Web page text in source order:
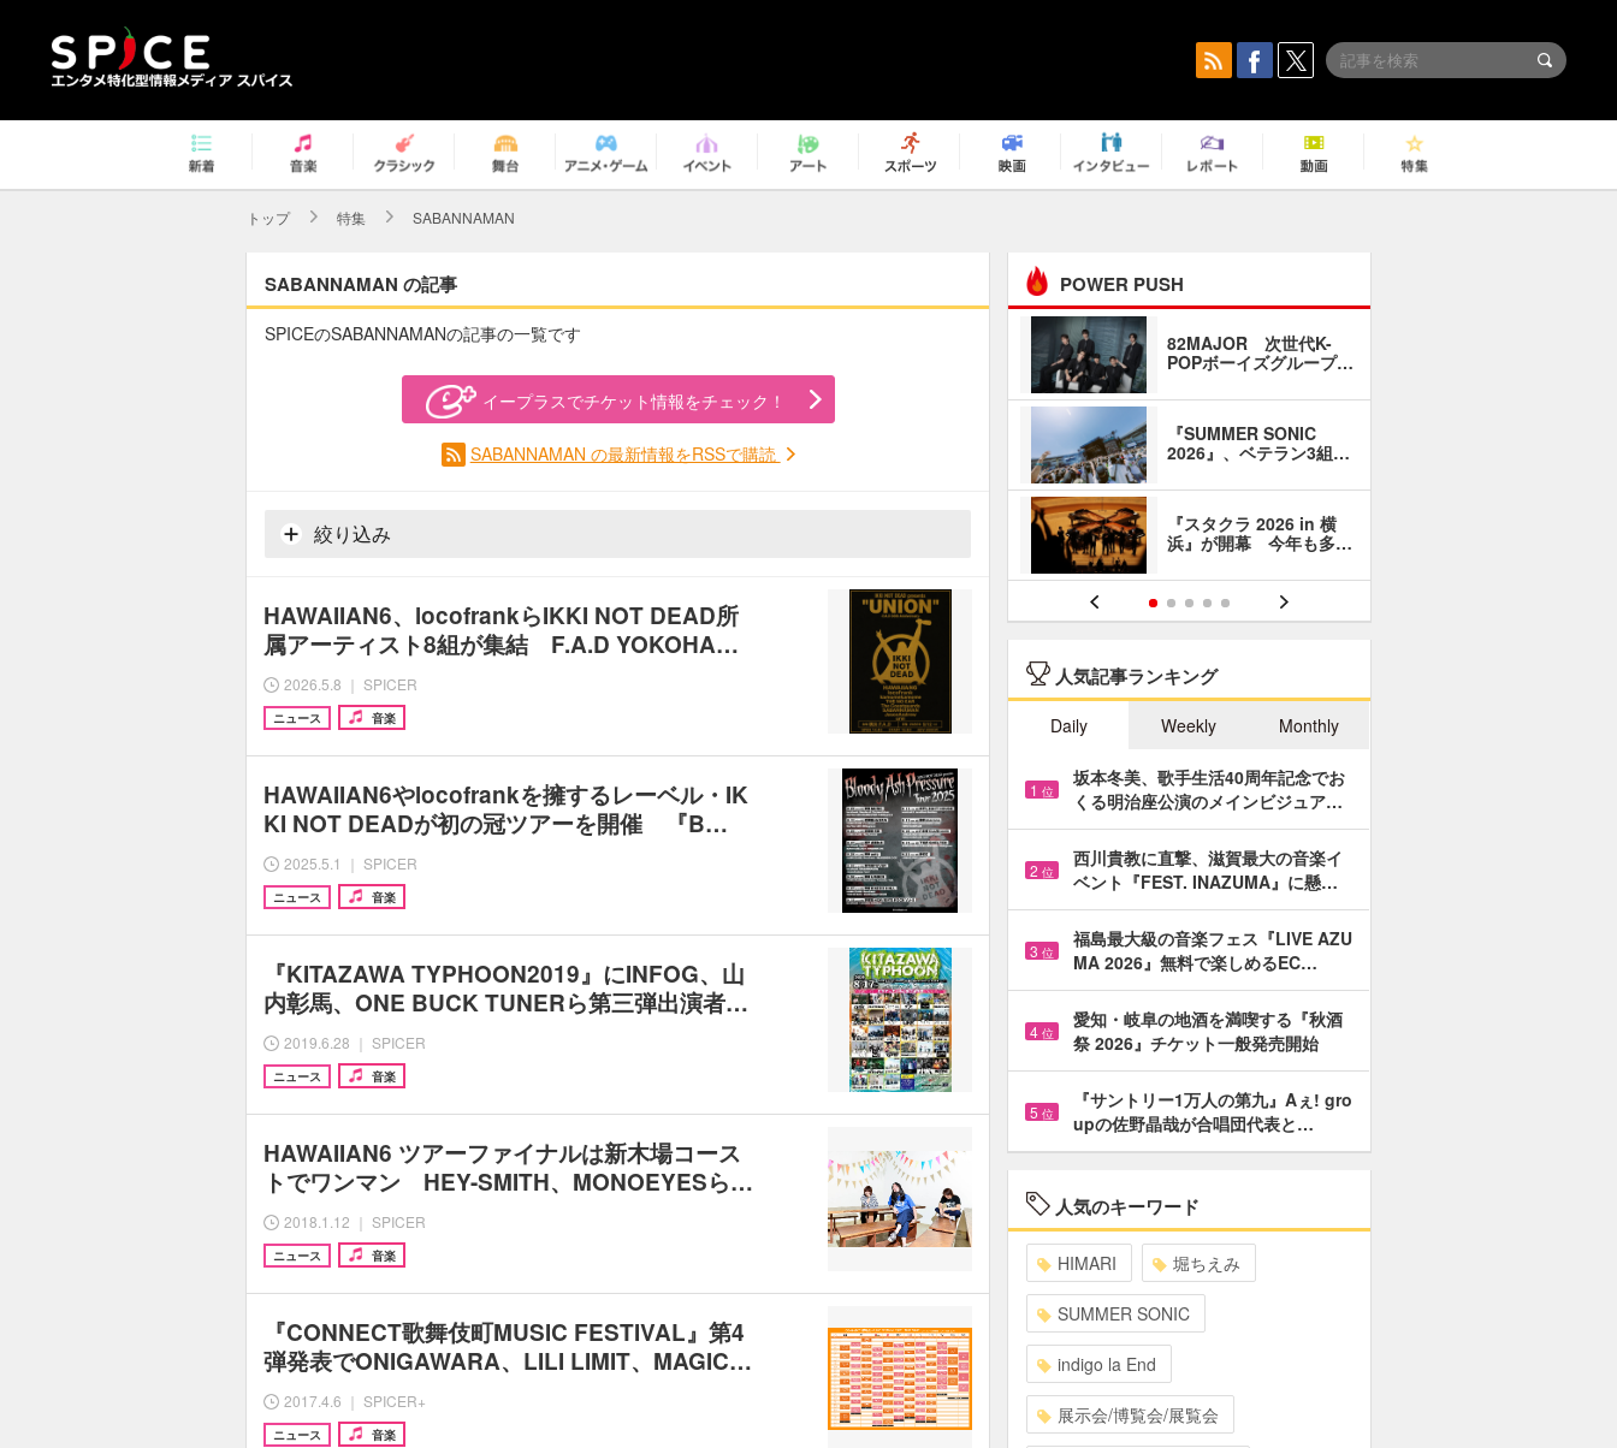
トップ 特集 SABANNAMAN
SABANNAMAN の記事
SPICEのSABANNAMANの記事の一覧です
イープラスでチケット情報をチェック！
SABANNAMAN の最新情報をRSSで購読
絞り込み
HAWAIIAN6、locofrankらIKKI NOT DEAD所
属アーティスト8組が集結 F.A.D YOKOHA…
2026.5.8 ｜ SPICER
ニュース 音楽
HAWAIIAN6やlocofrankを擁するレーベル・IK
KI NOT DEADが初の冠ツアーを開催 『B…
2025.5.1 ｜ SPICER
ニュース 音楽
『KITAZAWA TYPHOON2019』にINFOG、山
内彰馬、ONE BUCK TUNERら第三弾出演者…
2019.6.28 ｜ SPICER
ニュース 音楽
HAWAIIAN6 ツアーファイナルは新木場コース
トでワンマン HEY-SMITH、MONOEYESら…
2018.1.12 ｜ SPICER
ニュース 音楽
『CONNECT歌舞伎町MUSIC FESTIVAL』第4
弾発表でONIGAWARA、LILI LIMIT、MAGIC…
2017.4.6 ｜ SPICER+
ニュース 音楽
POWER PUSH
82MAJOR 次世代K-
POPボーイズグループ…
『SUMMER SONIC
2026』、ベテラン3組…
『スタクラ 2026 in 横
浜』が開幕 今年も多…
人気記事ランキング
Daily Weekly Monthly
1 位
坂本冬美、歌手生活40周年記念でお
くる明治座公演のメインビジュア…
2 位
西川貴教に直撃、滋賀最大の音楽イ
ベント『FEST. INAZUMA』に懸…
3 位
福島最大級の音楽フェス『LIVE AZU
MA 2026』無料で楽しめるEC…
4 位
愛知・岐阜の地酒を満喫する『秋酒
祭 2026』チケット一般発売開始
5 位
『サントリー1万人の第九』Aぇ! gro
upの佐野晶哉が合唱団代表と…
人気のキーワード
HIMARI 堀ちえみ
SUMMER SONIC
indigo la End
展示会/博覧会/展覧会